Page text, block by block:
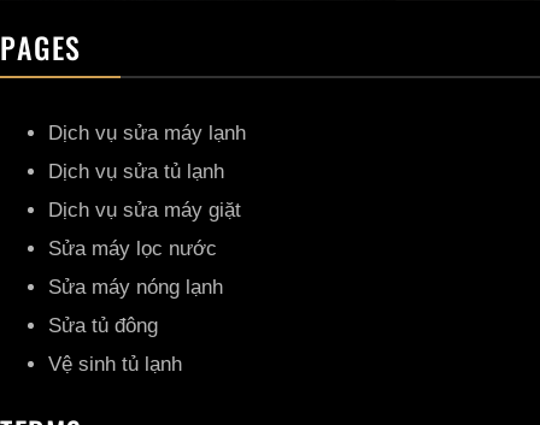
PAGES
Dịch vụ sửa máy lạnh
Dịch vụ sửa tủ lạnh
Dịch vụ sửa máy giặt
Sửa máy lọc nước
Sửa máy nóng lạnh
Sửa tủ đông
Vệ sinh tủ lạnh